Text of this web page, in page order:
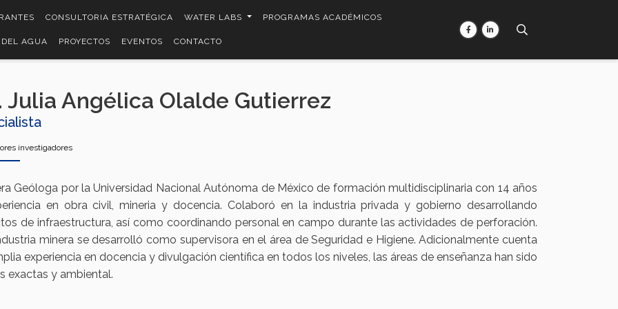
CONSULTORIA ESTRATÉGICA WATER LABS PROGRAMAS ACADÉMICOS
AGUA PROYECTOS EVENTOS CONTACTO
Julia Angélica Olalde Gutierrez
investigadores
Geóloga por la Universidad Nacional Autónoma de México de formación multidisciplinaria con 14 años
en obra civil, mineria y docencia. Colaboró en la industria privada y gobierno desarrollando
de infraestructura, así como coordinando personal en campo durante las actividades de perforación.
minera se desarrolló como supervisora en el área de Seguridad e Higiene. Adicionalmente cuenta
experiencia en docencia y divulgación científica en todos los niveles, las áreas de enseñanza han sido
exactas y ambiental.